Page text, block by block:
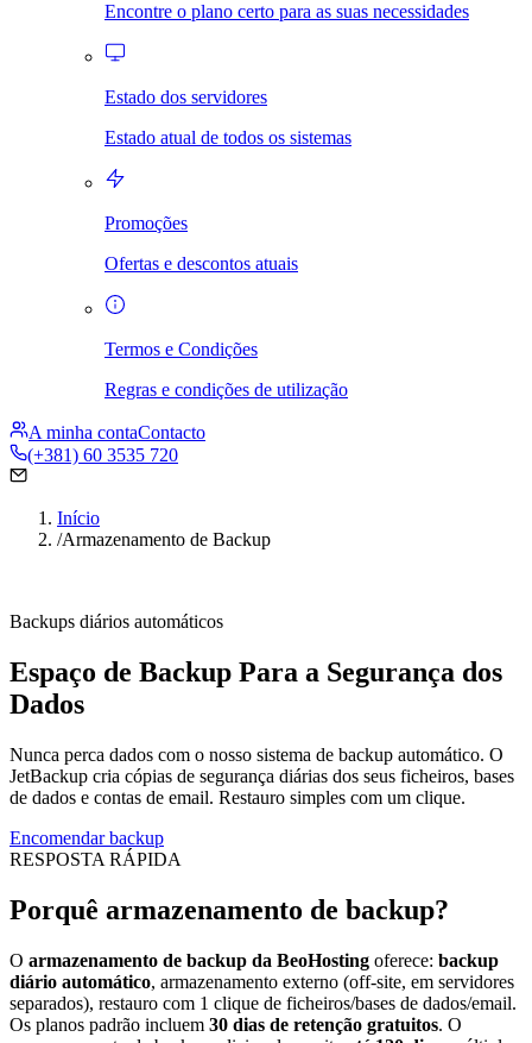
Encontre o plano certo para as suas necessidades
Estado dos servidores
Estado atual de todos os sistemas
Promoções
Ofertas e descontos atuais
Termos e Condições
Regras e condições de utilização
A minha contaContacto
(+381) 60 3535 720
Início
/Armazenamento de Backup
Backups diários automáticos
Espaço de Backup Para a Segurança dos
Dados
Nunca perca dados com o nosso sistema de backup automático. O
JetBackup cria cópias de segurança diárias dos seus ficheiros, bases
de dados e contas de email. Restauro simples com um clique.
Encomendar backup
RESPOSTA RÁPIDA
Porquê armazenamento de backup?
O armazenamento de backup da BeoHosting oferece: backup
diário automático, armazenamento externo (off-site, em servidores
separados), restauro com 1 clique de ficheiros/bases de dados/email.
Os planos padrão incluem 30 dias de retenção gratuitos. O